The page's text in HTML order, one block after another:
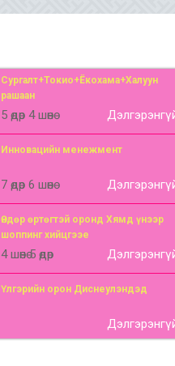
Сургалт+Токио+Ёкохама+Халуун
рашаан
5 өдөр 4 шөнө
Инновацийн менежмент
7 өдөр 6 шөнө
Өндөр өртөгтэй оронд Хямд үнээр
шоппинг хийцгээе
4 шөнө 5 өдөр
Үлгэрийн орон Диснеулэндэд